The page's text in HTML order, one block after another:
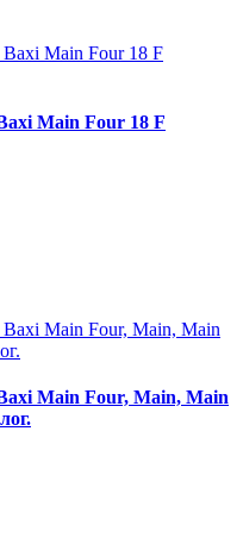
Main Four 18 F
Main Four, Main, Main